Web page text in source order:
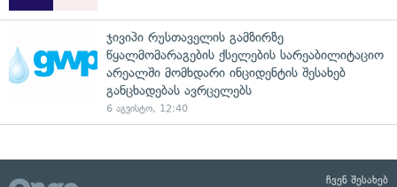
ჯივიპი რუსთაველის გამზირზე
წყალმომარაგების ქსელების სარეაბილიტაციო
არეალში მომხდარი ინციდენტის შესახებ
განცხადებას ავრცელებს
6 აგვისტო, 12:40
ჩვენ შესახებ